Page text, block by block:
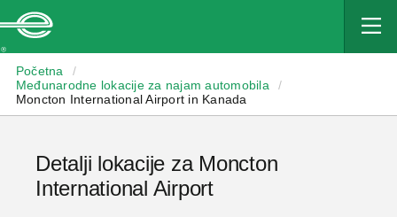
Početna
/
Međunarodne lokacije za najam automobila
/
Moncton International Airport in Kanada
Detalji lokacije za Moncton
International Airport